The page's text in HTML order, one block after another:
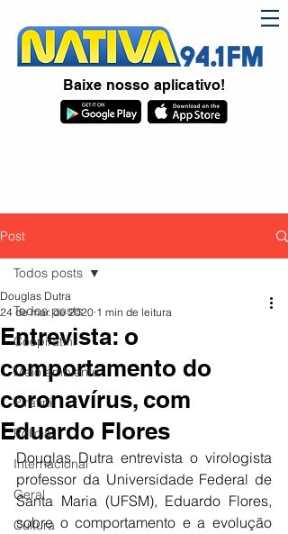
Baixe nosso aplicativo!
Post
Todos posts
Coopiratini
Meio ambiente
Piratini
Polícia
Internacional
Geral
Cultura
Todos posts
Entrevista: o
comportamento do
coronavírus, com
Eduardo Flores
Douglas Dutra
24 de mar. de 2020 1 min de leitura
Douglas Dutra entrevista o virologista
professor da Universidade Federal de
Santa Maria (UFSM), Eduardo Flores,
sobre o comportamento e a evolução